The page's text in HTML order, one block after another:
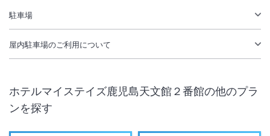
駐車場
屋内駐車場のご利用について
ホテルマイステイズ鹿児島天文館２番館の他のプラ
ンを探す